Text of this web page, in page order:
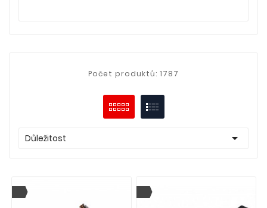
Počet produktů: 1787
Důležitost 